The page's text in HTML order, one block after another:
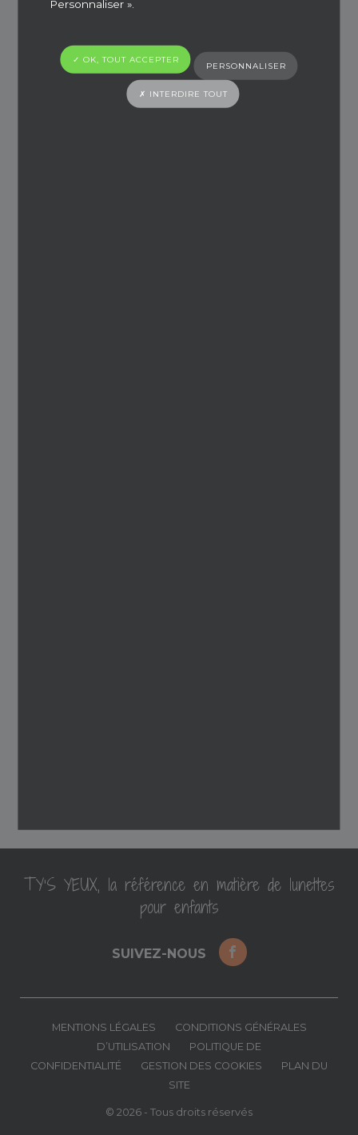
NOS ACTUALITÉS
TY’S YEUX, la référence en matière de lunettes
pour enfants
SUIVEZ-NOUS
MENTIONS LÉGALES
CONDITIONS GÉNÉRALES
D’UTILISATION
POLITIQUE DE
CONFIDENTIALITÉ
GESTION DES COOKIES
PLAN DU
SITE
© 2026 - Tous droits réservés
Personnaliser ».
✓ OK, TOUT ACCEPTER
PERSONNALISER
✗ INTERDIRE TOUT